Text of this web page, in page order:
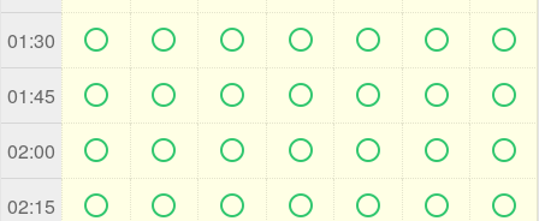
01:30       
01:45       
02:00       
02:15       